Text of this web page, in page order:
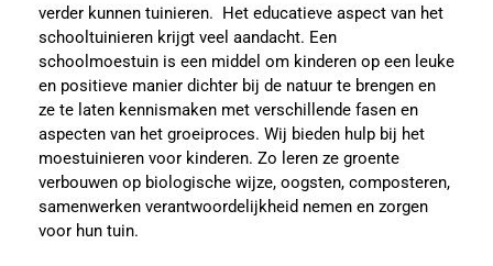
verder kunnen tuinieren. Het educatieve aspect van het
schooltuinieren krijgt veel aandacht. Een
schoolmoestuin is een middel om kinderen op een leuke
en positieve manier dichter bij de natuur te brengen en
ze te laten kennismaken met verschillende fasen en
aspecten van het groeiproces. Wij bieden hulp bij het
moestuinieren voor kinderen. Zo leren ze groente
verbouwen op biologische wijze, oogsten, composteren,
samenwerken verantwoordelijkheid nemen en zorgen
voor hun tuin.